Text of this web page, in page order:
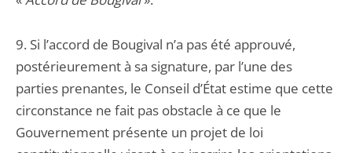
9. Si l’accord de Bougival n’a pas été approuvé,
postérieurement à sa signature, par l’une des
parties prenantes, le Conseil d’État estime que cette
circonstance ne fait pas obstacle à ce que le
Gouvernement présente un projet de loi